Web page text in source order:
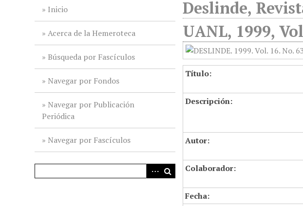
Inicio
Acerca de la Hemeroteca
Búsqueda por Fascículos
Navegar por Fondos
Navegar por Publicación
Periódica
Navegar por Fascículos
Deslinde,
UANL, 1999,
Título:
Descripción:
Autor:
Colaborador:
Fecha: